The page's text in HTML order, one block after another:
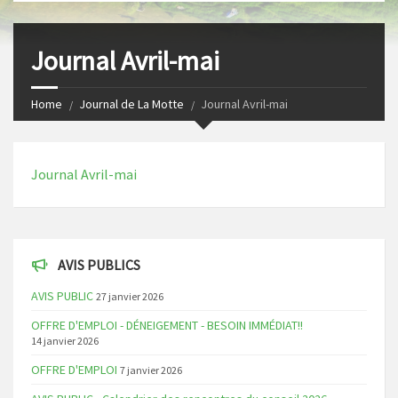
Journal Avril-mai
Home Journal de La Motte Journal Avril-mai
Journal Avril-mai
AVIS PUBLICS
AVIS PUBLIC 27 janvier 2026
OFFRE D'EMPLOI - DÉNEIGEMENT - BESOIN IMMÉDIAT!!
14 janvier 2026
OFFRE D'EMPLOI 7 janvier 2026